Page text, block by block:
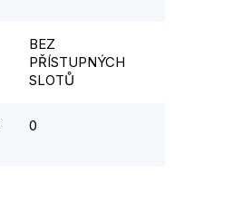
BEZ
PŘÍSTUPNÝCH
SLOTŮ
0